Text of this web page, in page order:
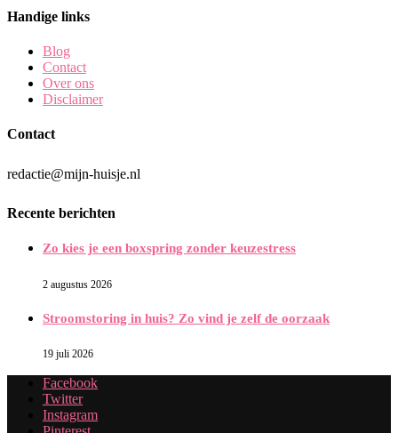
Handige links
Blog
Contact
Over ons
Disclaimer
Contact
redactie@mijn-huisje.nl
Recente berichten
Zo kies je een boxspring zonder keuzestress
2 augustus 2026
Stroomstoring in huis? Zo vind je zelf de oorzaak
19 juli 2026
Facebook
Twitter
Instagram